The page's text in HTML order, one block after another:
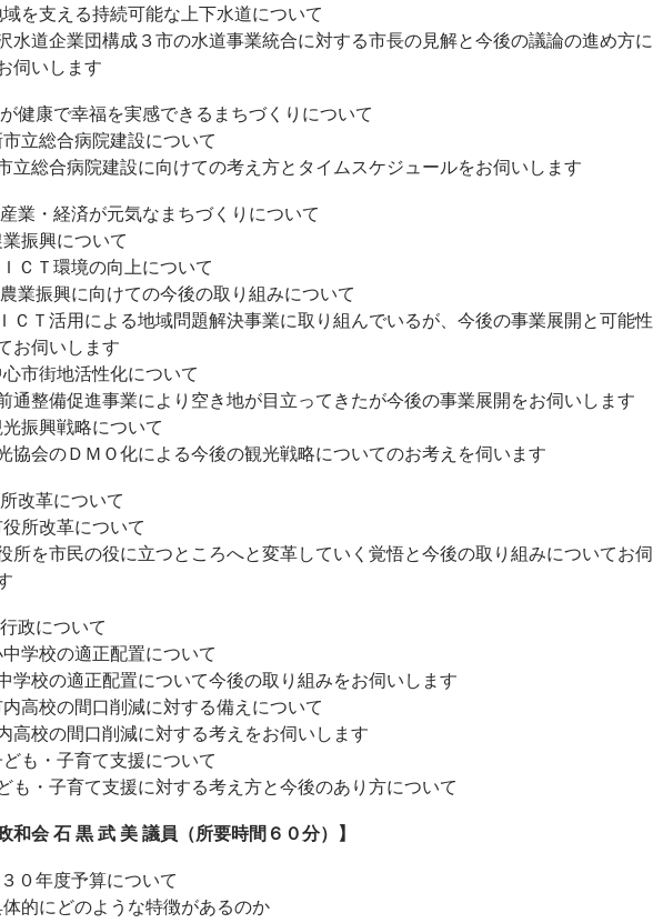
を支える持続可能な上下水道について
道企業団構成３市の水道事業統合に対する市長の見解と今後の議論の進め方に
伺いします
健康で幸福を実感できるまちづくりについて
立総合病院建設について
総合病院建設に向けての考え方とタイムスケジュールをお伺いします
業・経済が元気なまちづくりについて
振興について
Ｔ環境の向上について
振興に向けての今後の取り組みについて
活用による地域問題解決事業に取り組んでいるが、今後の事業展開と可能性
お伺いします
市街地活性化について
整備促進事業により空き地が目立ってきたが今後の事業展開をお伺いします
振興戦略について
会のＤＭＯ化による今後の観光戦略についてのお考えを伺います
改革について
所改革について
を市民の役に立つところへと変革していく覚悟と今後の取り組みについてお伺
政について
学校の適正配置について
校の適正配置について今後の取り組みをお伺いします
高校の間口削減に対する備えについて
校の間口削減に対する考えをお伺いします
も・子育て支援について
・子育て支援に対する考え方と今後のあり方について
和会 石 黒 武 美 議員（所要時間６０分）】
０年度予算について
的にどのような特徴があるのか